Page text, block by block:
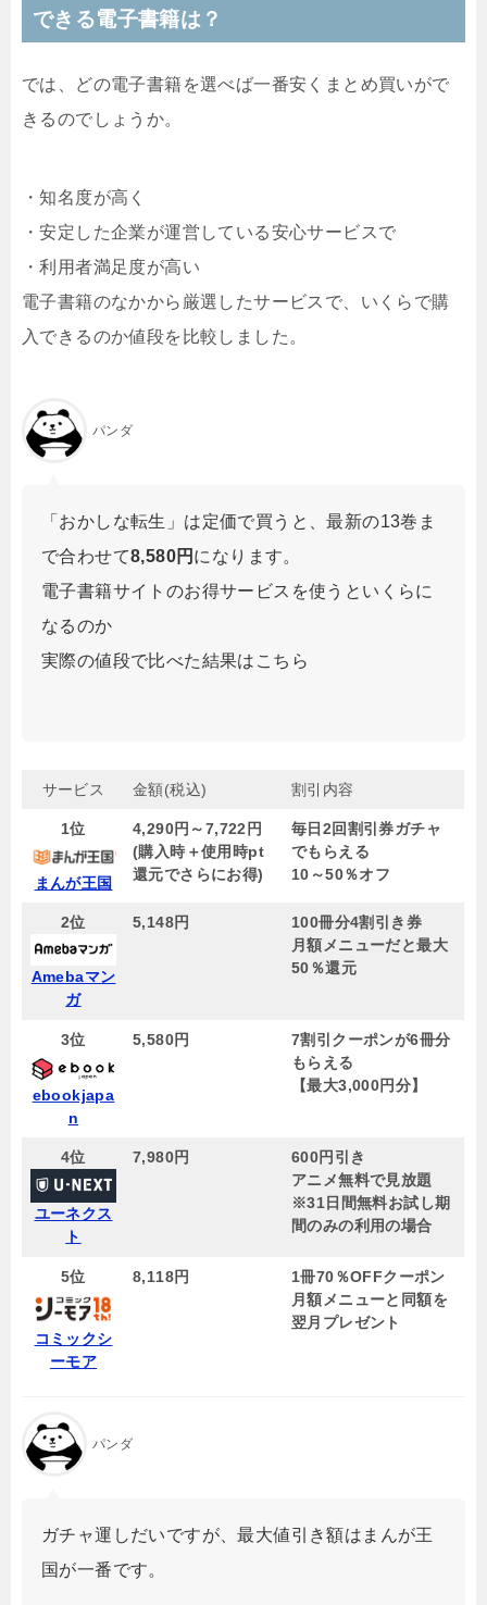
できる電子書籍は？
では、どの電子書籍を選べば一番安くまとめ買いがで
きるのでしょうか。
・知名度が高く
・安定した企業が運営している安心サービスで
・利用者満足度が高い
電子書籍のなかから厳選したサービスで、いくらで購
入できるのか値段を比較しました。
パンダ
「おかしな転生」は定価で買うと、最新の13巻ま
で合わせて8,580円 になります。
電子書籍サイトのお得サービスを使うといくらに
なるのか
実際の値段で比べた結果はこちら
サービス 金額(税込) 割引内容
1位
まんが王国
4,290円～7,722円
(購入時＋使用時pt
還元でさらにお得)
毎日2回割引券ガチャ
でもらえる
10～50％オフ
2位
Amebaマン
ガ
5,148円
100冊分4割引き券
月額メニューだと最大
50％還元
3位
ebookjapa
n
5,580円
7割引クーポンが6冊分
もらえる
【最大3,000円分】
4位
ユーネクス
ト
7,980円
600円引き
アニメ無料で見放題
※31日間無料お試し期
間のみの利用の場合
5位
コミックシ
ーモア
8,118円
1冊70％OFFクーポン
月額メニューと同額を
翌月プレゼント
パンダ
ガチャ運しだいですが、最大値引き額はまんが王
国が一番です。